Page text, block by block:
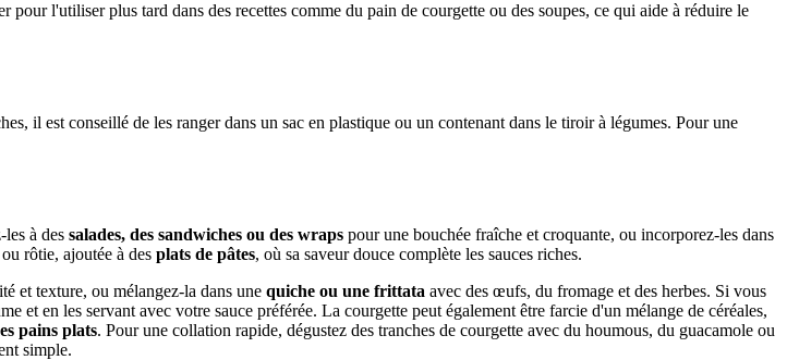
l'utiliser plus tard dans des recettes comme du pain de courgette ou des soupes, ce qui aide à réduire le
il est conseillé de les ranger dans un sac en plastique ou un contenant dans le tiroir à légumes. Pour une
les à des salades, des sandwiches ou des wraps pour une bouchée fraîche et croquante, ou incorporez-les dans
rôtie, ajoutée à des plats de pâtes, où sa saveur douce complète les sauces riches.
et texture, ou mélangez-la dans une quiche ou une frittata avec des œufs, du fromage et des herbes. Si vous
et en les servant avec votre sauce préférée. La courgette peut également être farcie d'un mélange de céréales,
pains plats. Pour une collation rapide, dégustez des tranches de courgette avec du houmous, du guacamole ou
simple.